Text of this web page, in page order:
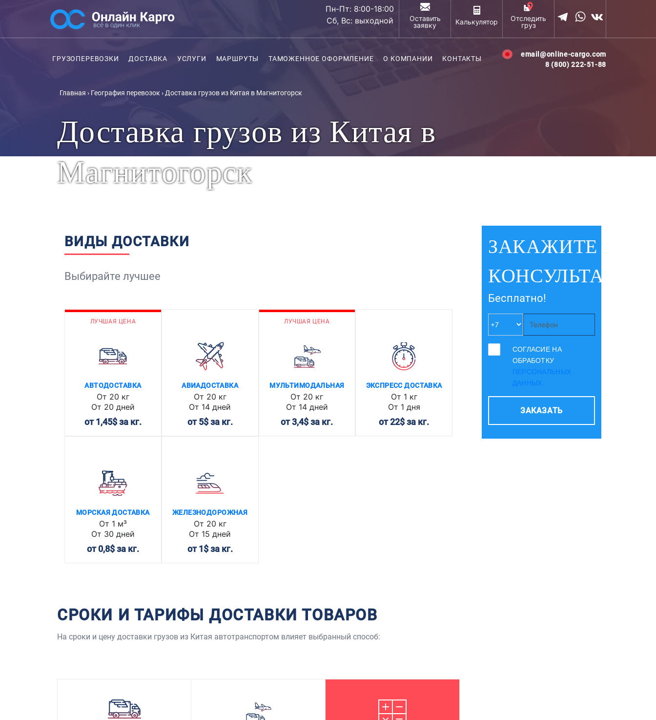
Пн-Пт: 8:00-18:00
Сб, Вс: выходной
Оставить
заявку
Калькулятор
Отследить
груз
ГРУЗОПЕРЕВОЗКИ ДОСТАВКА УСЛУГИ МАРШРУТЫ ТАМОЖЕННОЕ ОФОРМЛЕНИЕ О КОМПАНИИ КОНТАКТЫ
email@online-cargo.com
8 (800) 222-51-88
Главная › География перевозок ›Доставка грузов из Китая в Магнитогорск
Доставка грузов из Китая в
Магнитогорск
ВИДЫ ДОСТАВКИ
Выбирайте лучшее
ЛУЧШАЯ ЦЕНА
АВТОДОСТАВКА
От 20 кг
От 20 дней
от 1,45$ за кг.
АВИАДОСТАВКА
От 20 кг
От 14 дней
от 5$ за кг.
ЛУЧШАЯ ЦЕНА
МУЛЬТИМОДАЛЬНАЯ
От 20 кг
От 14 дней
от 3,4$ за кг.
ЭКСПРЕСС ДОСТАВКА
От 1 кг
От 1 дня
от 22$ за кг.
МОРСКАЯ ДОСТАВКА
От 1 м³
От 30 дней
от 0,8$ за кг.
ЖЕЛЕЗНОДОРОЖНАЯ
От 20 кг
От 15 дней
от 1$ за кг.
СРОКИ И ТАРИФЫ ДОСТАВКИ ТОВАРОВ
На сроки и цену доставки грузов из Китая автотранспортом влияет выбранный способ:
ЗАКАЖИТЕ
КОНСУЛЬТАЦИЮ
Бесплатно!
СОГЛАСИЕ НА
ОБРАБОТКУ
ПЕРСОНАЛЬНЫХ
ДАННЫХ.
ЗАКАЗАТЬ